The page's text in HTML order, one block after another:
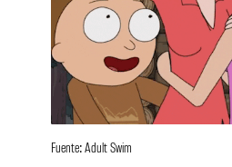
Fuente: Adult Swim